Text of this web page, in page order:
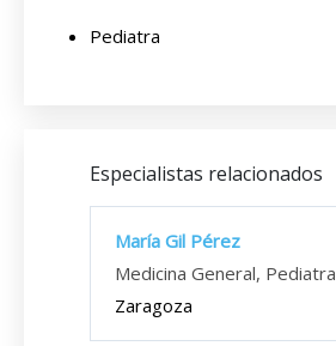
Pediatra
Especialistas relacionados
María Gil Pérez
Medicina General, Pediatra
Zaragoza